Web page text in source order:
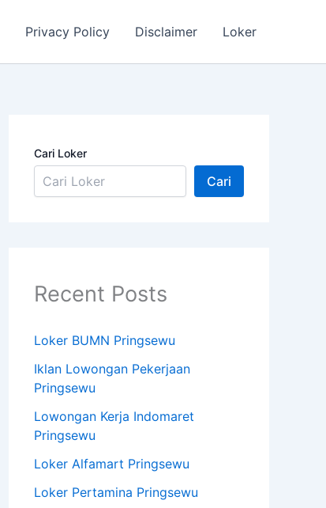
Privacy Policy Disclaimer Loker
Cari Loker
Cari
Recent Posts
Loker BUMN Pringsewu
Iklan Lowongan Pekerjaan
Pringsewu
Lowongan Kerja Indomaret
Pringsewu
Loker Alfamart Pringsewu
Loker Pertamina Pringsewu